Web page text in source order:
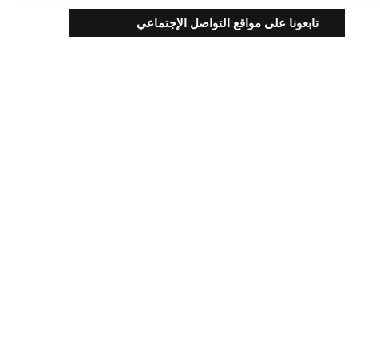
تابعونا على مواقع التواصل الإجتماعي